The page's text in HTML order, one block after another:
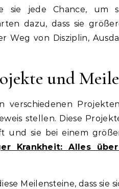
sie jede Chance, um
dazu, dass sie
Weg von Disziplin,
und
verschiedenen
stellen. Diese
und sie bei einem
Krankheit: Alles
Meilensteine, dass